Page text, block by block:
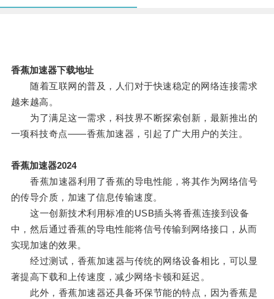
香蕉加速器下载地址
随着互联网的普及，人们对于快速稳定的网络连接需求
越来越高。
为了满足这一需求，科技界不断探索创新，最新推出的
一项科技奇点——香蕉加速器，引起了广大用户的关注。
香蕉加速器2024
香蕉加速器利用了香蕉的导电性能，将其作为网络信号
的传导介质，加速了信息传输速度。
这一创新技术利用标准的USB插头将香蕉连接到设备
中，然后通过香蕉的导电性能将信号传输到网络接口，从而
实现加速的效果。
经过测试，香蕉加速器与传统的网络设备相比，可以显
著提高下载和上传速度，减少网络卡顿和延迟。
此外，香蕉加速器还具备环保节能的特点，因为香蕉是